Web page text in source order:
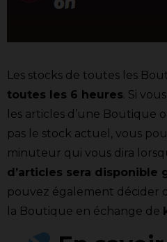
Les stocks de toutes les
toutes les 6 heures. Si
les articles d’une Boutique
pas le stock actuel, vous
minuteur qui vous dira
d’articles sera disponible
pouvez également décider
la Boutique en échange de